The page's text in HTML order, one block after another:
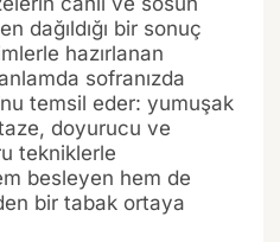
dağıldığı bir sonuç
hazırlanan
sofranızda
temsil eder: yumuşak
doyurucu ve
tekniklerle
besleyen hem de
bir tabak ortaya